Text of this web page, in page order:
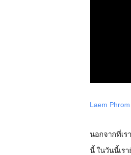
Laem
นอกจากที่เร
นี้ ในวันนี้เร